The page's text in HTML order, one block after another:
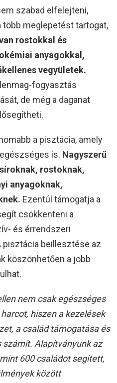
szabad elfelejteni,
több meglepetést tartogat,
rostokkal és
anyagokkal,
vegyületek.
fogyasztás
de még a daganat
a pisztácia, amely
is. Nagyszerű
rostoknak,
anyagoknak,
Ezentúl támogatja a
csökkenteni a
és érrendszeri
pisztácia beillesztése az
köszönhetően a jobb
nem csak egészséges
hiszen a kezelések
a család támogatása és
Alapítványunk az
600 családot segített,
között